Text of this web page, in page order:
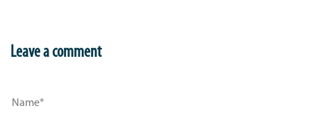
Leave a comment